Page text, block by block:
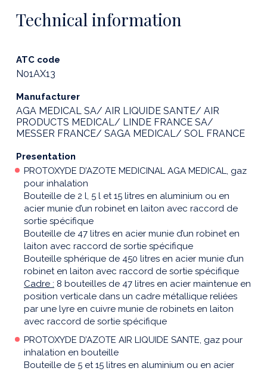
Technical information
ATC code
N01AX13
Manufacturer
AGA MEDICAL SA/ AIR LIQUIDE SANTE/ AIR
PRODUCTS MEDICAL/ LINDE FRANCE SA/
MESSER FRANCE/ SAGA MEDICAL/ SOL FRANCE
Presentation
PROTOXYDE D’AZOTE MEDICINAL AGA MEDICAL, gaz
pour inhalation
Bouteille de 2 l, 5 l et 15 litres en aluminium ou en
acier munie d’un robinet en laiton avec raccord de
sortie spécifique
Bouteille de 47 litres en acier munie d’un robinet en
laiton avec raccord de sortie spécifique
Bouteille sphérique de 450 litres en acier munie d’un
robinet en laiton avec raccord de sortie spécifique
Cadre : 8 bouteilles de 47 litres en acier maintenue en
position verticale dans un cadre métallique reliées
par une lyre en cuivre munie de robinets en laiton
avec raccord de sortie spécifique
PROTOXYDE D’AZOTE AIR LIQUIDE SANTE, gaz pour
inhalation en bouteille
Bouteille de 5 et 15 litres en aluminium ou en acier